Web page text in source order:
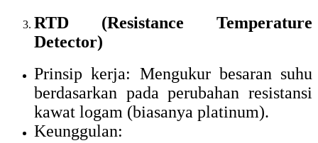
RTD (Resistance Temperature
Detector)
Prinsip kerja: Mengukur besaran suhu
berdasarkan pada perubahan resistansi
kawat logam (biasanya platinum).
Keunggulan: